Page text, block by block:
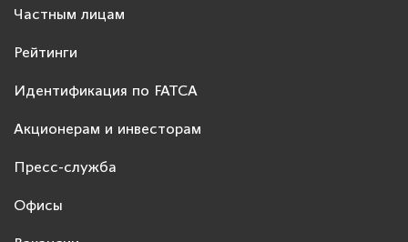
Частным лицам
Рейтинги
Идентификация по FATCA
Акционерам и инвесторам
Пресс-служба
Офисы